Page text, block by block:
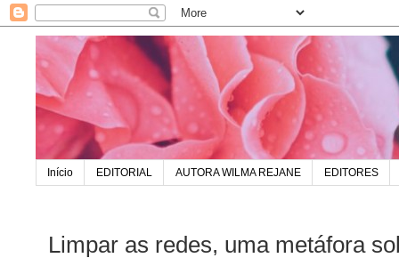
Início EDITORIAL AUTORA WILMA REJANE EDITORES
Limpar as redes, uma metáfora